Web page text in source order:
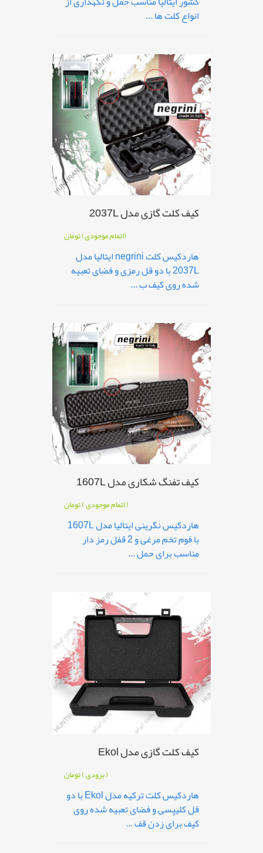
انواع کلت ها ...
کیف کلت گازی مدل 2037L
(اتمام موجودی)تومان
هاردکیس کلت negrini ایتالیا مدل
2037L با دو قل رمزی و فضای تعبیه
شده روی کیف ب ...
کیف تفنگ شکاری مدل 1607L
( اتمام موجودی )تومان
هاردکیس نگرینی ایتالیا مدل 1607L
با فوم تخم مرغی و 2 قفل رمز دار
مناسب برای حمل ...
کیف کلت گازی مدل Ekol
( بزودی )تومان
هاردکیس کلت ترکیه مدل Ekol با دو
قل کلیپسی و فضای تعبیه شده روی
کیف برای زدن قف ...